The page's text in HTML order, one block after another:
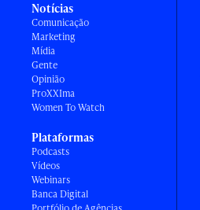
Notícias
Comunicação
Marketing
Mídia
Gente
Opinião
ProXXIma
Women To Watch
Plataformas
Podcasts
Vídeos
Webinars
Banca Digital